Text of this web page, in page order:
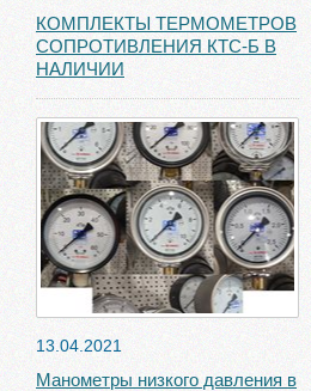
КОМПЛЕКТЫ ТЕРМОМЕТРОВ
СОПРОТИВЛЕНИЯ КТС-Б В
НАЛИЧИИ
13.04.2021
Манометры низкого давления в